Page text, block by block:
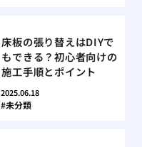
床板の張り替えはDIYで
もできる？初心者向けの
施工手順とポイント
2025.06.18
未分類